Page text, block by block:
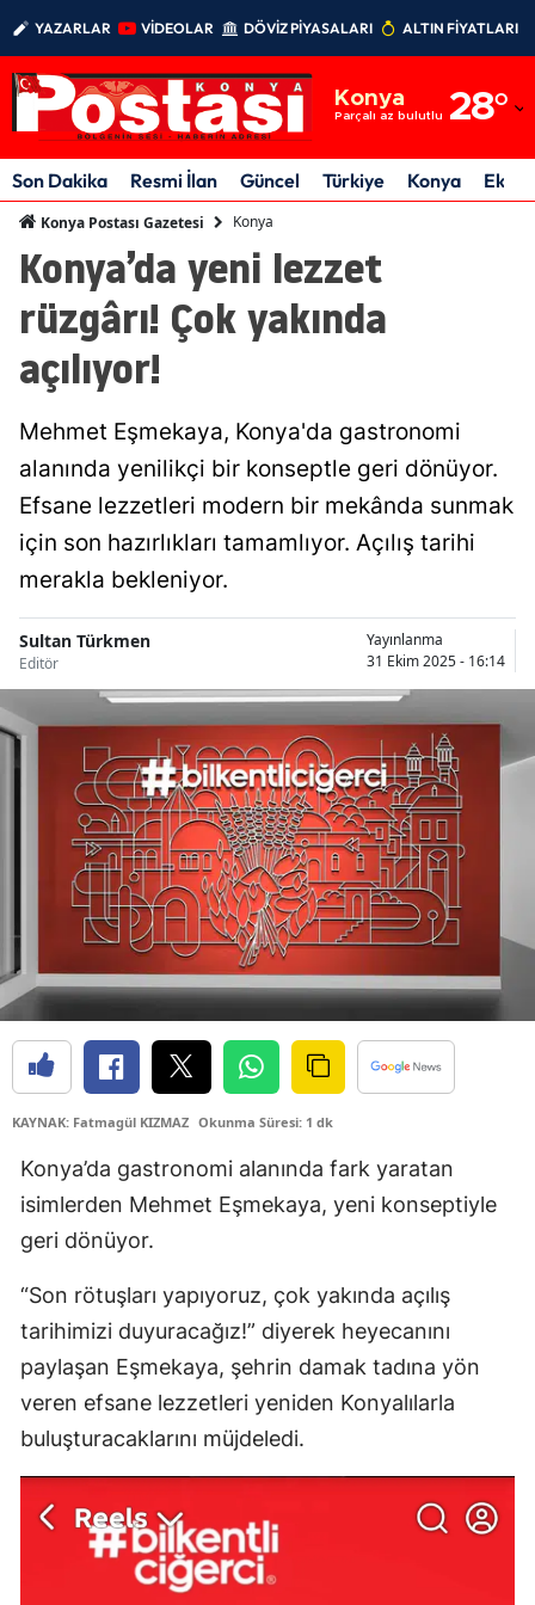
YAZARLAR VİDEOLAR DÖVİZ PİYASALARI ALTIN FİYATLARI
Konya
Parçalı az bulutlu 28°
Adıyaman
Afyonkarahisar
Amasya
Ankara
Aydın
Balıkesir
Bilecik
Bitlis
Bolu
Burdur
Bursa
Çanakkale
Çankırı
Çorum
Denizli
Diyarbakır
Edirne
Erzincan
Eskişehir
Gaziantep
Giresun
Son Dakika Resmi İlan Güncel Türkiye Konya
Konya Postası Gazetesi Konya
Konya’da yeni lezzet
rüzgârı! Çok yakında
açılıyor!
Mehmet Eşmekaya, Konya'da gastronomi
alanında yenilikçi bir konseptle geri dönüyor.
Efsane lezzetleri modern bir mekânda sunmak
için son hazırlıkları tamamlıyor. Açılış tarihi
merakla bekleniyor.
Sultan Türkmen
Editör
Yayınlanma
31 Ekim 2025 - 16:14
KAYNAK: Fatmagül KIZMAZ Okunma Süresi: 1 dk
Konya’da gastronomi alanında fark yaratan
isimlerden Mehmet Eşmekaya, yeni konseptiyle
geri dönüyor.
“Son rötuşları yapıyoruz, çok yakında açılış
tarihimizi duyuracağız!” diyerek heyecanını
paylaşan Eşmekaya, şehrin damak tadına yön
veren efsane lezzetleri yeniden Konyalılarla
buluşturacaklarını müjdeledi.